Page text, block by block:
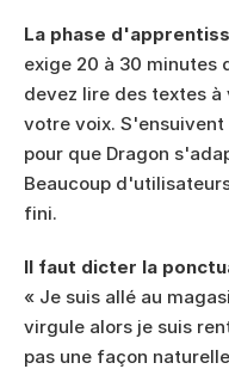
La phase
exige 20 à 30 minutes
devez lire des textes
votre voix.
pour que Dragon
Beaucoup
fini.
Il faut dicter la
« Je suis allé au
virgule alors je suis
pas une façon